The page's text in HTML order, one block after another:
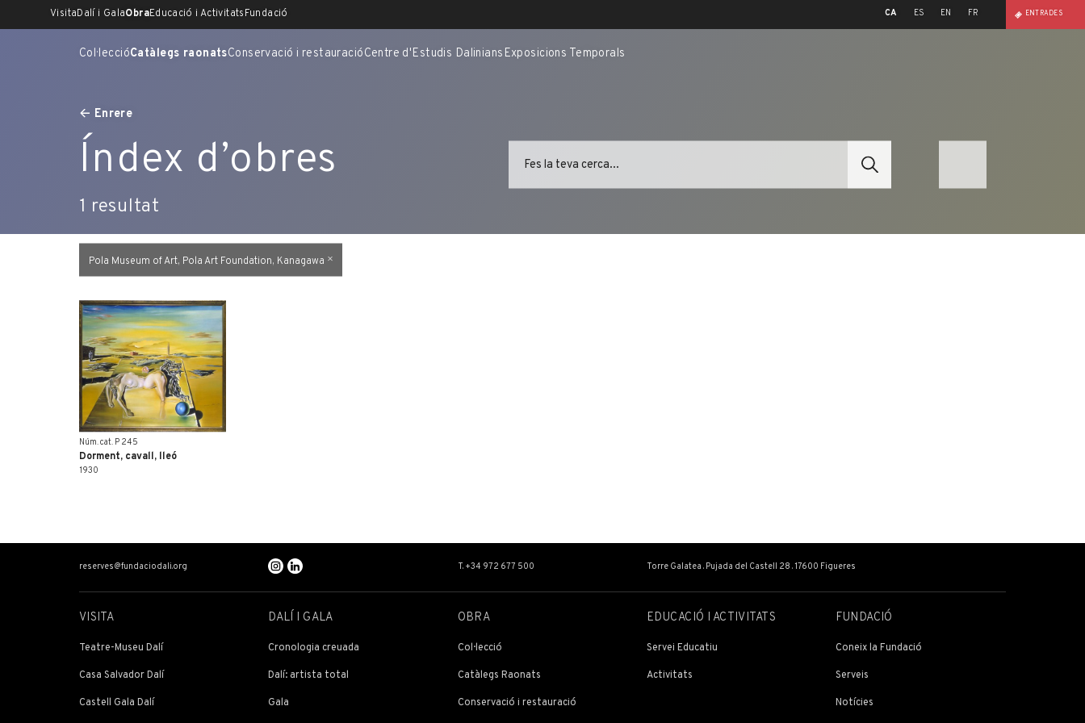
VisitaDalí i GalaObraEducació i ActivitatsFundació CA ES EN FR ENTRADES
Col·leccióCatàlegs raonatsConservació i restauracióCentre d'Estudis Dalinians Exposicions Temporals
Enrere
Índex d’obres
1 resultat
Pola Museum of Art, Pola Art Foundation, Kanagawa
Núm. cat. P 245
Dorment, cavall, lleó
1930
reserves@fundaciodali.org T. +34 972 677 500 Torre Galatea . Pujada del Castell 28 . 17600 Figueres
VISITA
Teatre-Museu Dalí
Casa Salvador Dalí
Castell Gala Dalí
DALÍ I GALA
Cronologia creuada
Dalí: artista total
Gala
OBRA
Col·lecció
Catàlegs Raonats
Conservació i restauració
EDUCACIÓ I ACTIVITATS
Servei Educatiu
Activitats
FUNDACIÓ
Coneix la Fundació
Serveis
Notícies